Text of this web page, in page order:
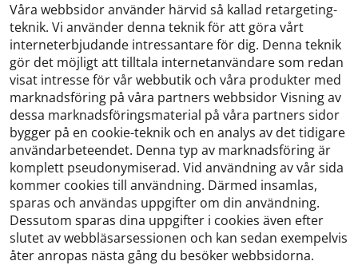
Våra webbsidor använder härvid så kallad retargeting-
teknik. Vi använder denna teknik för att göra vårt
interneterbjudande intressantare för dig. Denna teknik
gör det möjligt att tilltala internetanvändare som redan
visat intresse för vår webbutik och våra produkter med
marknadsföring på våra partners webbsidor Visning av
dessa marknadsföringsmaterial på våra partners sidor
bygger på en cookie-teknik och en analys av det tidigare
användarbeteendet. Denna typ av marknadsföring är
komplett pseudonymiserad. Vid användning av vår sida
kommer cookies till användning. Därmed insamlas,
sparas och användas uppgifter om din användning.
Dessutom sparas dina uppgifter i cookies även efter
slutet av webbläsarsessionen och kan sedan exempelvis
åter anropas nästa gång du besöker webbsidorna.